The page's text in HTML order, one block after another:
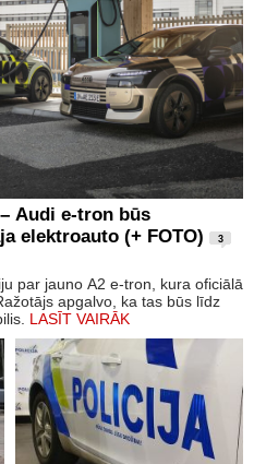
Audi e-tron būs
elektroauto (+ FOTO)
3
par jauno A2 e-tron, kura oficiālā
apgalvo, ka tas būs līdz
LASĪT VAIRĀK